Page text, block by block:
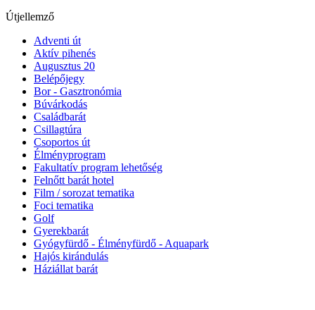
Útjellemző
Adventi út
Aktív pihenés
Augusztus 20
Belépőjegy
Bor - Gasztronómia
Búvárkodás
Családbarát
Csillagtúra
Csoportos út
Élményprogram
Fakultatív program lehetőség
Felnőtt barát hotel
Film / sorozat tematika
Foci tematika
Golf
Gyerekbarát
Gyógyfürdő - Élményfürdő - Aquapark
Hajós kirándulás
Háziállat barát